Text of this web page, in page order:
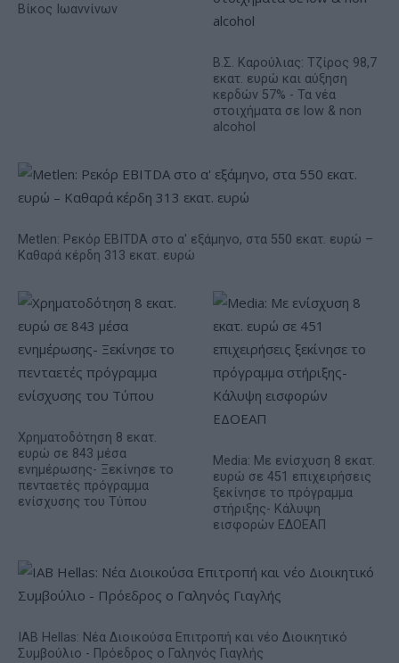
Βίκος Ιωαννίνων
Β.Σ. Καρούλιας: Τζίρος 98,7
εκατ. ευρώ και αύξηση
κερδών 57% - Τα νέα
στοιχήματα σε low & non
alcohol
Metlen: Ρεκόρ EBITDA στο α' εξάμηνο, στα 550 εκατ. ευρώ –
Καθαρά κέρδη 313 εκατ. ευρώ
Χρηματοδότηση 8 εκατ.
ευρώ σε 843 μέσα
ενημέρωσης- Ξεκίνησε το
πενταετές πρόγραμμα
ενίσχυσης του Τύπου
Media: Με ενίσχυση 8 εκατ.
ευρώ σε 451 επιχειρήσεις
ξεκίνησε το πρόγραμμα
στήριξης- Κάλυψη
εισφορών ΕΔΟΕΑΠ
IAB Hellas: Νέα Διοικούσα Επιτροπή και νέο Διοικητικό
Συμβούλιο - Πρόεδρος ο Γαληνός Γιαγλής